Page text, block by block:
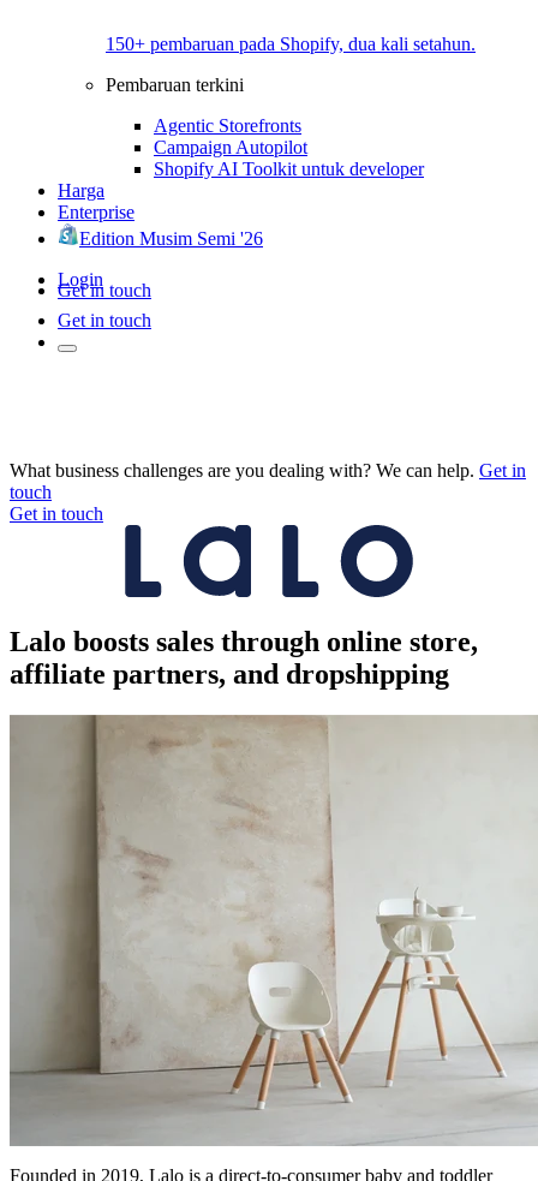
150+ pembaruan pada Shopify, dua kali setahun.
Pembaruan terkini
Agentic Storefronts
Campaign Autopilot
Shopify AI Toolkit untuk developer
Harga
Enterprise
Edition Musim Semi '26
Login
Get in touch
Get in touch
What business challenges are you dealing with? We can help. Get in
touch
Get in touch
Lalo boosts sales through online store,
affiliate partners, and dropshipping
Founded in 2019, Lalo is a direct-to-consumer baby and toddler